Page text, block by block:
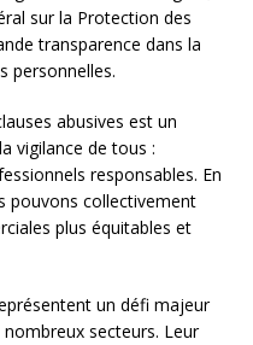
sur la Protection des
transparence dans la
personnelles.
abusives est un
vigilance de tous :
responsables. En
pouvons collectivement
plus équitables et
un défi majeur
secteurs. Leur